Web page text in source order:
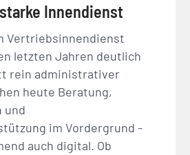
Innendienst
Vertriebsinnendienst
letzten Jahren deutlich
rein administrativer
heute Beratung,
und
im Vordergrund -
auch digital. Ob